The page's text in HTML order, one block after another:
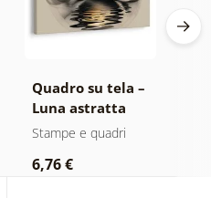
Quadro su tela –
Luna astratta
sull’acqua
Stampe e quadri
6,76 €